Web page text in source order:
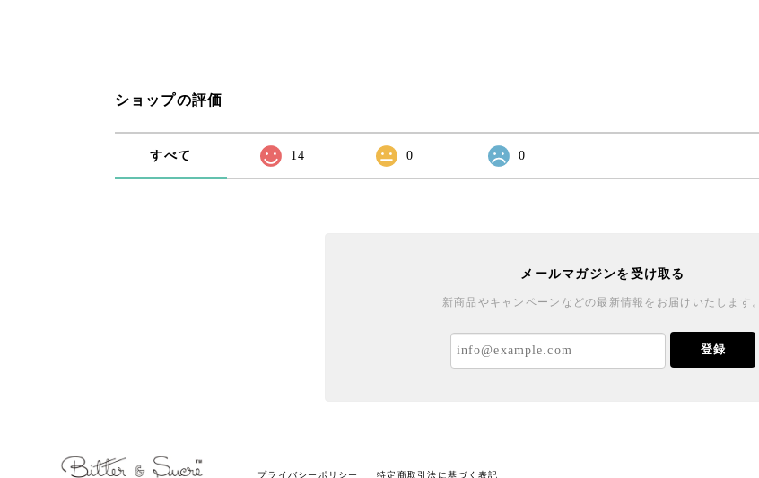
ショップの評価
すべて 14 0 0
メールマガジンを受け取る
新商品やキャンペーンなどの最新情報をお届けいたします。
登録
プライバシーポリシー 特定商取引法に基づく表記